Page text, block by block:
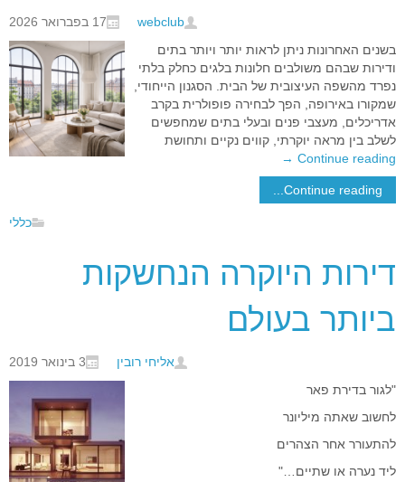
17 בפברואר 2026
webclub
בשנים האחרונות ניתן לראות יותר ויותר בתים
ודירות שבהם משולבים חלונות בלגים כחלק בלתי
נפרד מהשפה העיצובית של הבית. הסגנון הייחודי,
שמקורו באירופה, הפך לבחירה פופולרית בקרב
אדריכלים, מעצבי פנים ובעלי בתים שמחפשים
לשלב בין מראה יוקרתי, קווים נקיים ותחושת
Continue reading
→
Continue reading...
כללי
דירות היוקרה הנחשקות
ביותר בעולם
3 בינואר 2019
אליחי רובין
"לגור בדירת פאר
לחשוב שאתה מיליונר
להתעורר אחר הצהרים
ליד נערה או שתיים…"